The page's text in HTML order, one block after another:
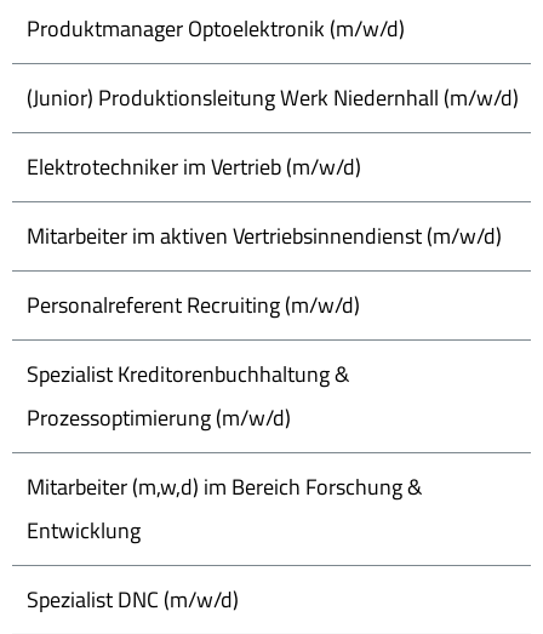
Produktmanager Optoelektronik (m/w/d)
(Junior) Produktionsleitung Werk Niedernhall (m/w/d)
Elektrotechniker im Vertrieb (m/w/d)
Mitarbeiter im aktiven Vertriebsinnendienst (m/w/d)
Personalreferent Recruiting (m/w/d)
Spezialist Kreditorenbuchhaltung &
Prozessoptimierung (m/w/d)
Mitarbeiter (m,w,d) im Bereich Forschung &
Entwicklung
Spezialist DNC (m/w/d)